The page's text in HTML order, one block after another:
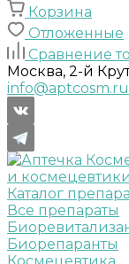
Корзина
Отложенные
Сравнение
Москва, 2-й
info@aptcosm.ru
Каталог
Все препараты
Биорепаранты